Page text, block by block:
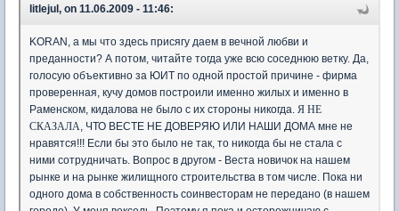
litlejul, on 11.06.2009 - 11:46:
KORAN, а мы что здесь присягу даем в вечной любви и
преданности? А потом, читайте тогда уже всю соседнюю ветку. Да,
голосую объективно за ЮИТ по одной простой причине - фирма
проверенная, кучу домов построили именно жилых и именно в
Раменском, кидалова не было с их стороны никогда. Я НЕ
СКАЗАЛА, ЧТО ВЕСТЕ НЕ ДОВЕРЯЮ ИЛИ НАШИ ДОМА мне не
нравятся!!! Если бы это было не так, то никогда бы не стала с
ними сотрудничать. Вопрос в другом - Веста новичок на нашем
рынке и на рынке жилищного строительства в том числе. Пока ни
одного дома в собственность соинвесторам не передано (в нашем